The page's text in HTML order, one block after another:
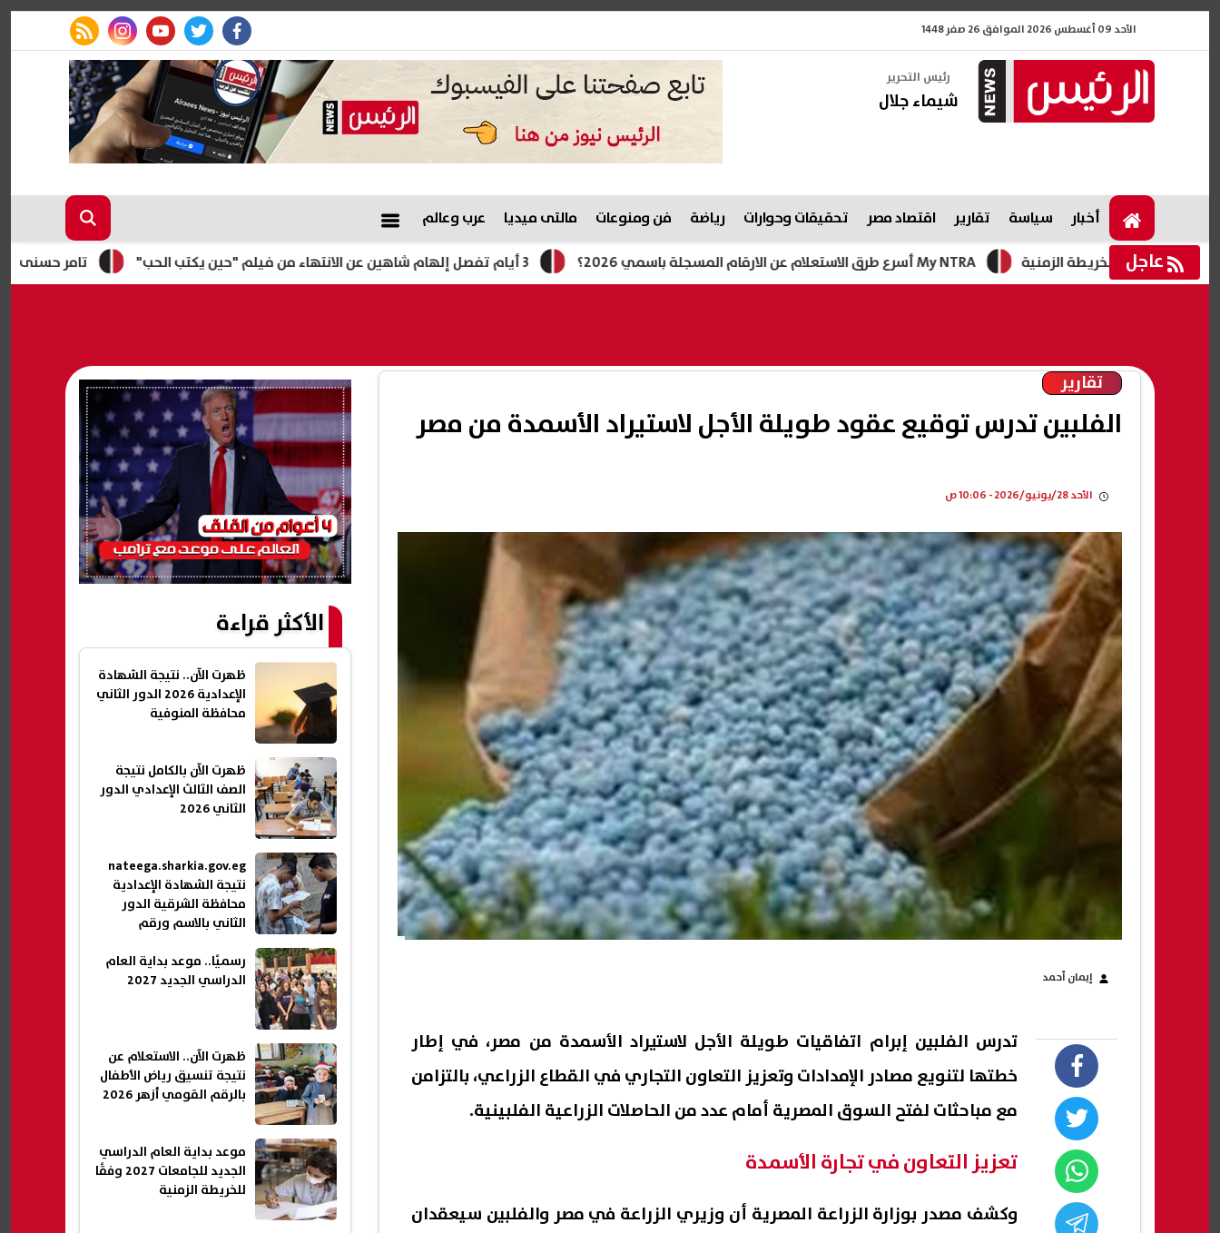
الأحد 09 أغسطس 2026 الموافق 26 صفر 1448
facebook
twitter
youtube
instagram
rss feed
رئيس التحرير
شيماء جلال
أخبار سياسة تقارير اقتصاد مصر تحقيقات وحوارات رياضة فن ومنوعات مالتى ميديا عرب وعالم
عاجل تامر حسنى يحيى أول حفل 3 أيام تفصل إلهام شاهين عن الانتهاء من فيلم "حين يكتب الحب" My NTRA أسرع طرق الاستعلام عن الارقام المسجلة باسمي 2026؟
تقارير
الفلبين تدرس توقيع عقود طويلة الأجل لاستيراد الأسمدة من مصر
الأحد 28/يونيو/2026 - 10:06 ص
إيمان أحمد
تدرس الفلبين إبرام اتفاقيات طويلة الأجل لاستيراد الأسمدة من مصر، في إطار
خطتها لتنويع مصادر الإمدادات وتعزيز التعاون التجاري في القطاع الزراعي، بالتزامن
مع مباحثات لفتح السوق المصرية أمام عدد من الحاصلات الزراعية الفلبينية.
تعزيز التعاون في تجارة الأسمدة
وكشف مصدر بوزارة الزراعة المصرية أن وزيري الزراعة في مصر والفلبين سيعقدان
الأكثر قراءة
ظهرت الآن.. نتيجة الشهادة
الإعدادية 2026 الدور الثاني
محافظة المنوفية
ظهرت الآن بالكامل نتيجة
الصف الثالث الإعدادي الدور
الثاني 2026
nateega.sharkia.gov.eg
نتيجة الشهادة الإعدادية
محافظة الشرقية الدور
الثاني بالاسم ورقم
رسميًا.. موعد بداية العام
الدراسي الجديد 2027
ظهرت الآن.. الاستعلام عن
نتيجة تنسيق رياض الأطفال
بالرقم القومي أزهر 2026
موعد بداية العام الدراسي
الجديد للجامعات 2027 وفقًا
للخريطة الزمنية